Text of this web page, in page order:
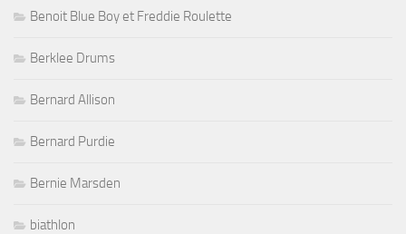
Benoit Blue Boy et Freddie Roulette
Berklee Drums
Bernard Allison
Bernard Purdie
Bernie Marsden
biathlon